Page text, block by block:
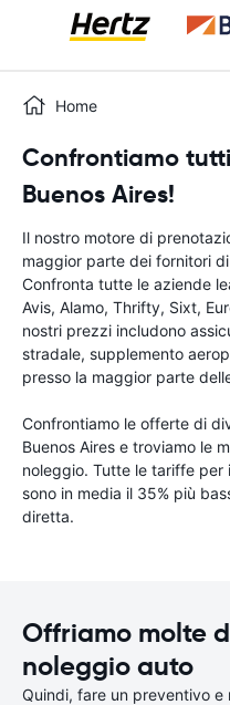
Home
Confrontiamo
Buenos Aires!
Il nostro motore di
maggior parte dei fornitori
Confronta tutte le aziende
Avis, Alamo, Thrifty, Sixt,
nostri prezzi includono
stradale, supplemento
presso la maggior parte
Confrontiamo le offerte di
Buenos Aires e troviamo le
noleggio. Tutte le tariffe per
sono in media il 35% più
diretta.
Offriamo molte
noleggio auto
Quindi, fare un preventivo e